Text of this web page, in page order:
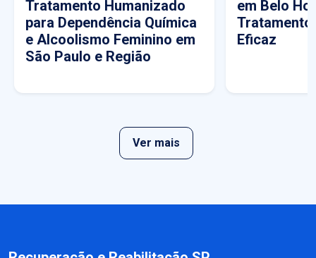
Tratamento Humanizado
para Dependência Química
e Alcoolismo Feminino em
São Paulo e Região
em Belo
Tratamento
Eficaz
Ver mais